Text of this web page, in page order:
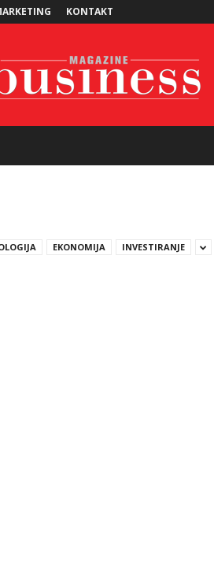
KONTAKT
EKONOMIJA INVESTIRANJE